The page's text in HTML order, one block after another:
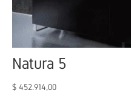
Natura 5
$ 452.914,00